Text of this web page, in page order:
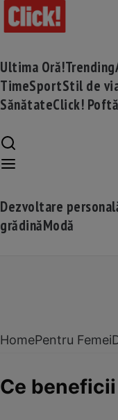
Ultima Oră!Trending
TimeSportStil de
SănătateClick!
Dezvoltare
grădinăModă
HomePentru Femei
Ce